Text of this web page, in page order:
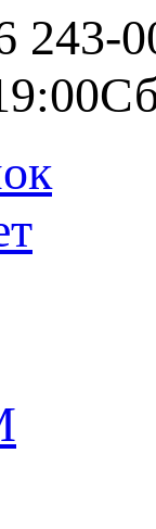
243-